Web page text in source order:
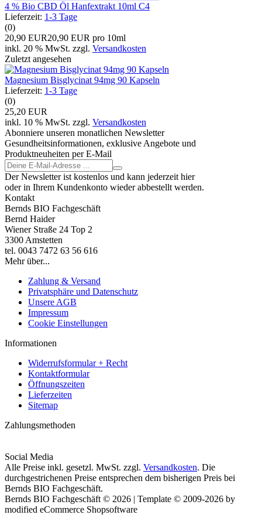
4 % Bio CBD Öl Hanfextrakt 10ml C4
Lieferzeit: 1-3 Tage
(0)
20,90 EUR20,90 EUR pro 10ml
inkl. 20 % MwSt. zzgl. Versandkosten
Zuletzt angesehen
Magnesium Bisglycinat 94mg 90 Kapseln
Lieferzeit: 1-3 Tage
(0)
25,20 EUR
inkl. 10 % MwSt. zzgl. Versandkosten
Abonniere unseren monatlichen Newsletter
Gesundheitsinformationen, exklusive Angebote und
Produktneuheiten per E-Mail
Der Newsletter ist kostenlos und kann jederzeit hier
oder in Ihrem Kundenkonto wieder abbestellt werden.
Kontakt
Bernds BIO Fachgeschäft
Bernd Haider
Wiener Straße 24 Top 2
3300 Amstetten
tel. 0043 7472 63 56 616
Mehr über...
Zahlung & Versand
Privatsphäre und Datenschutz
Unsere AGB
Impressum
Cookie Einstellungen
Informationen
Widerrufsformular + Recht
Kontaktformular
Öffnungszeiten
Lieferzeiten
Sitemap
Zahlungsmethoden
Social Media
Alle Preise inkl. gesetzl. MwSt. zzgl. Versandkosten. Die
durchgestrichenen Preise entsprechen dem bisherigen Preis bei
Bernds BIO Fachgeschäft.
Bernds BIO Fachgeschäft © 2026 | Template © 2009-2026 by
modified eCommerce Shopsoftware